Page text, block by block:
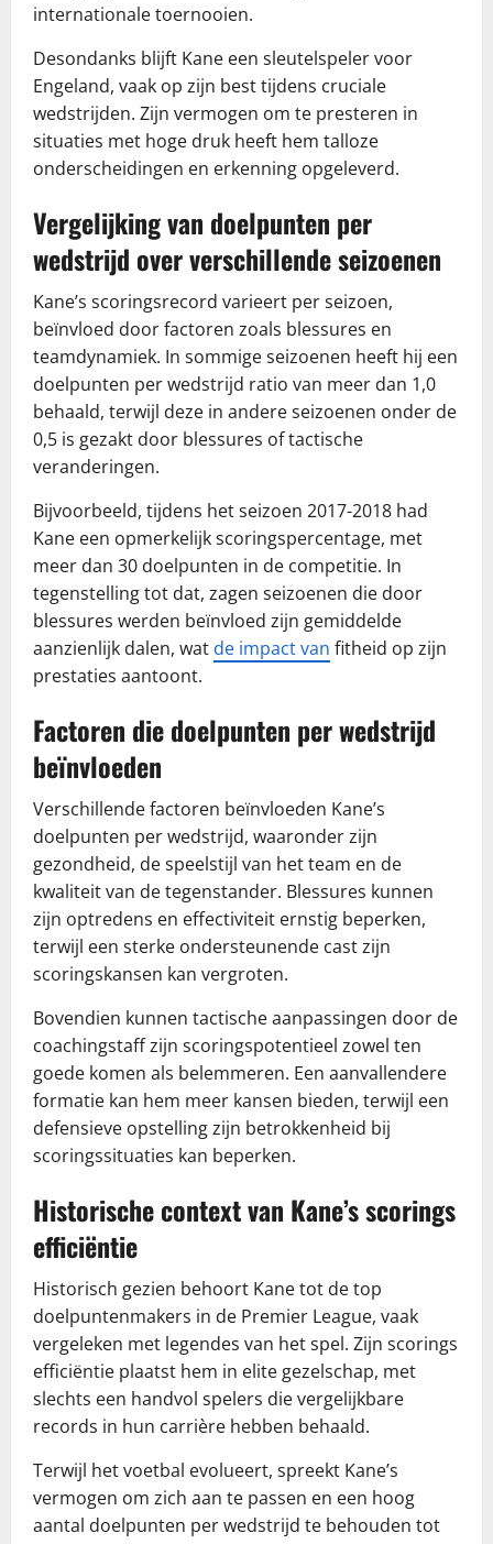
internationale toernooien.
Desondanks blijft Kane een sleutelspeler voor
Engeland, vaak op zijn best tijdens cruciale
wedstrijden. Zijn vermogen om te presteren in
situaties met hoge druk heeft hem talloze
onderscheidingen en erkenning opgeleverd.
Vergelijking van doelpunten per
wedstrijd over verschillende seizoenen
Kane’s scoringsrecord varieert per seizoen,
beïnvloed door factoren zoals blessures en
teamdynamiek. In sommige seizoenen heeft hij een
doelpunten per wedstrijd ratio van meer dan 1,0
behaald, terwijl deze in andere seizoenen onder de
0,5 is gezakt door blessures of tactische
veranderingen.
Bijvoorbeeld, tijdens het seizoen 2017-2018 had
Kane een opmerkelijk scoringspercentage, met
meer dan 30 doelpunten in de competitie. In
tegenstelling tot dat, zagen seizoenen die door
blessures werden beïnvloed zijn gemiddelde
aanzienlijk dalen, wat de impact van fitheid op zijn
prestaties aantoont.
Factoren die doelpunten per wedstrijd
beïnvloeden
Verschillende factoren beïnvloeden Kane’s
doelpunten per wedstrijd, waaronder zijn
gezondheid, de speelstijl van het team en de
kwaliteit van de tegenstander. Blessures kunnen
zijn optredens en effectiviteit ernstig beperken,
terwijl een sterke ondersteunende cast zijn
scoringskansen kan vergroten.
Bovendien kunnen tactische aanpassingen door de
coachingstaff zijn scoringspotentieel zowel ten
goede komen als belemmeren. Een aanvallendere
formatie kan hem meer kansen bieden, terwijl een
defensieve opstelling zijn betrokkenheid bij
scoringssituaties kan beperken.
Historische context van Kane’s scorings
efficiëntie
Historisch gezien behoort Kane tot de top
doelpuntenmakers in de Premier League, vaak
vergeleken met legendes van het spel. Zijn scorings
efficiëntie plaatst hem in elite gezelschap, met
slechts een handvol spelers die vergelijkbare
records in hun carrière hebben behaald.
Terwijl het voetbal evolueert, spreekt Kane’s
vermogen om zich aan te passen en een hoog
aantal doelpunten per wedstrijd te behouden tot